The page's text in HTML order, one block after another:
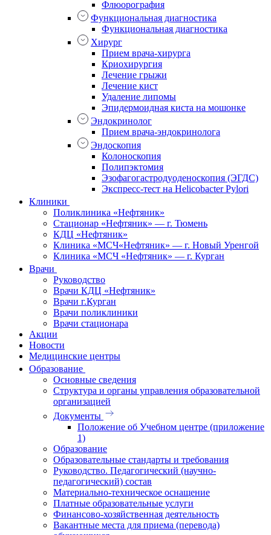
Флюорография
Функциональная диагностика
Функциональная диагностика
Хирург
Прием врача-хирурга
Криохирургия
Лечение грыжи
Лечение кист
Удаление липомы
Эпидермоидная киста на мошонке
Эндокринолог
Прием врача-эндокринолога
Эндоскопия
Колоноскопия
Полипэктомия
Эзофагогастродуоденоскопия (ЭГДС)
Экспресс-тест на Helicobacter Pylori
Клиники
Поликлиника «Нефтяник»
Стационар «Нефтяник» — г. Тюмень
КДЦ «Нефтяник»
Клиника «МСЧ«Нефтяник» — г. Новый Уренгой
Клиника «МСЧ «Нефтяник» — г. Курган
Врачи
Руководство
Врачи КДЦ «Нефтяник»
Врачи г.Курган
Врачи поликлиники
Врачи стационара
Акции
Новости
Медицинские центры
Образование
Основные сведения
Структура и органы управления образовательной
организацией
Документы
Положение об Учебном центре (приложение
1)
Образование
Образовательные стандарты и требования
Руководство. Педагогический (научно-
педагогический) состав
Материально-техническое оснащение
Платные образовательные услуги
Финансово-хозяйственная деятельность
Вакантные места для приема (перевода)